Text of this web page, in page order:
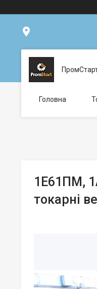
Головна
1Е61ПМ,
токарні